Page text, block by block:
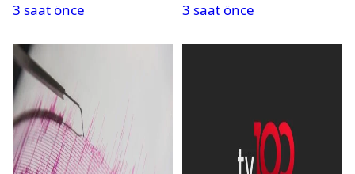
3 saat önce
açıldı
3 saat önce